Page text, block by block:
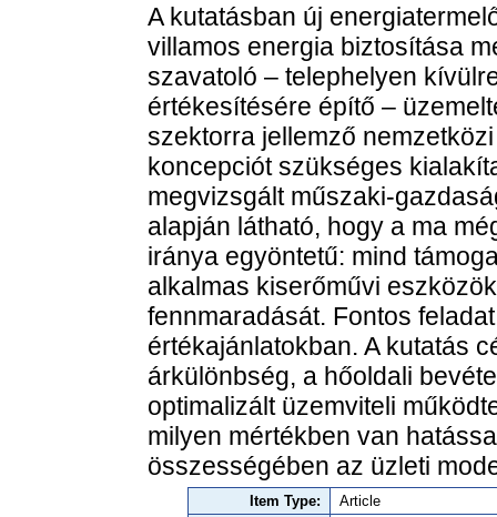
A kutatásban új
villamos energia biztosítása
szavatoló – telephelyen
értékesítésére építő –
szektorra jellemző
koncepciót szükséges
megvizsgált műszaki-
alapján látható, hogy a ma
iránya egyöntetű: mind
alkalmas kiserőművi
fennmaradását. Fontos
értékajánlatokban. A kutatás
árkülönbség, a hőoldali
optimalizált üzemviteli
milyen mértékben van
összességében az üzleti
Item Type:
Article